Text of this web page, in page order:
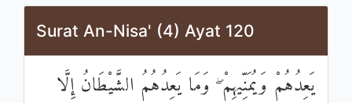
Surat An-Nisa' (4) Ayat 120
يَعِدُهُمْ وَيُمَنِّيهِمْ ۖ وَمَا يَعِدُهُمُ الشَّيْطَانُ إِلَّا